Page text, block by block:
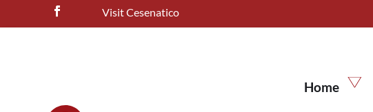
Visit Cesenatico
Home